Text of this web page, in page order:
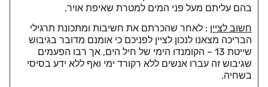
בהם עליתם מעל פני המים למטרת שאיפת אויר.
חשוב לציין : לאחר שהכרתם את חשיבות ומתכונת תרגילי
הבריכה מצאנו לנכון לציין לפניכם כי אומנם מדובר בגיבוש
שייטת 13 – הקומנדו הימי של חיל הים, אך רבו הפעמים
שגיבוש זה עברו אנשים ללא רקורד ימי ואף ללא ידע בסיסי
בשחיה.